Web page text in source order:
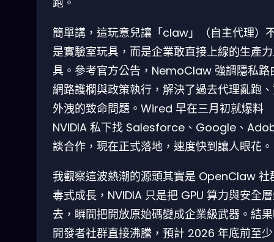
簡單講，這玩意兒讓「claw」（自主代理）
是實驗室玩具，而是企業敢直接上線的生產
具。參考官方公告，NemoClaw 強調隱私路
網路護欄與政策執行，解決了過去代理亂跑
外洩的致命問題。Wired 早在三月初就爆料
NVIDIA 私下找 Salesforce、Google、
談合作，現在正式落地，速度快到讓人眼花。
我觀察這波熱潮的源頭其實是 OpenClaw 社
毒式成長，NVIDIA 只是把 GPU 算力與安全
去，瞬間把開放原始碼變成企業級武器。結
開發者社群直接沸騰，預計 2026 年底前至少